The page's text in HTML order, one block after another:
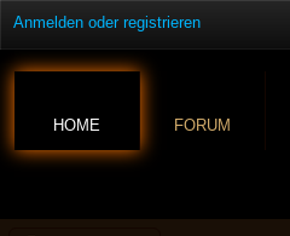
Anmelden oder registrieren
HOME FORUM